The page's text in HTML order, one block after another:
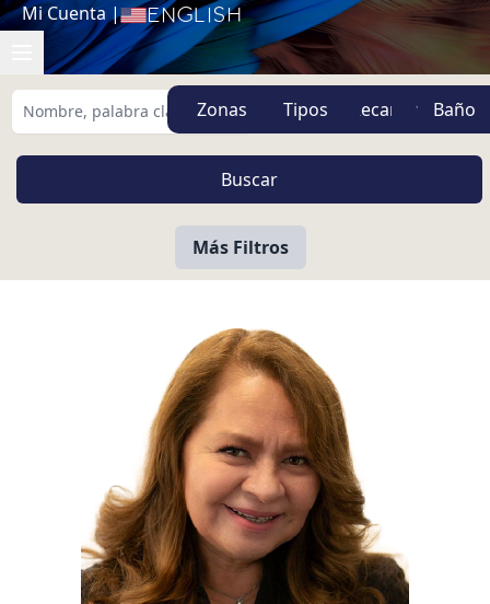
Mi Cuenta | English
Zonas Tipos
Más Filtros
Vista